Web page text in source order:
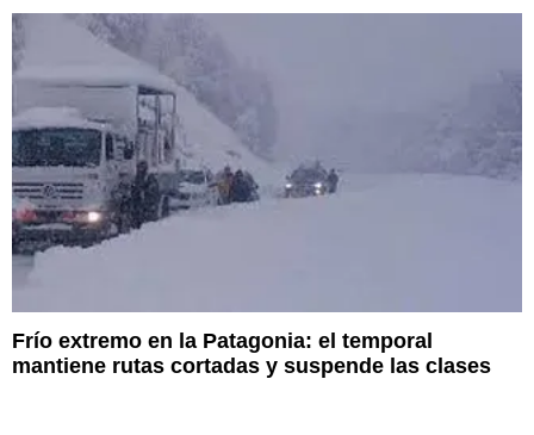
Frío extremo en la Patagonia: el temporal
mantiene rutas cortadas y suspende las clases